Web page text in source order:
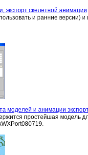
экспорт скелетной анимации
и ранние версии) и
моделей и анимации
простейшая модель